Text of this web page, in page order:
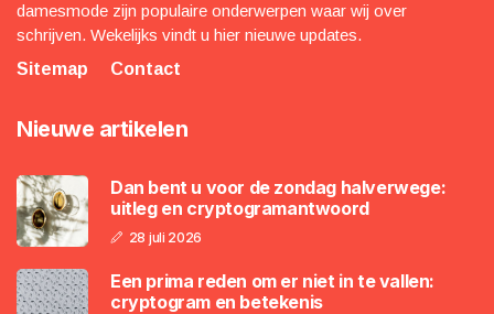
damesmode zijn populaire onderwerpen waar wij over
schrijven. Wekelijks vindt u hier nieuwe updates.
Sitemap
Contact
Nieuwe artikelen
Dan bent u voor de zondag halverwege:
uitleg en cryptogramantwoord
28 juli 2026
Een prima reden om er niet in te vallen:
cryptogram en betekenis